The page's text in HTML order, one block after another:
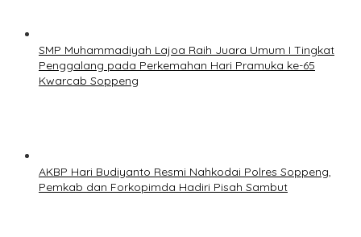
SMP Muhammadiyah Lajoa Raih Juara Umum I Tingkat
Penggalang pada Perkemahan Hari Pramuka ke-65
Kwarcab Soppeng
AKBP Hari Budiyanto Resmi Nahkodai Polres Soppeng,
Pemkab dan Forkopimda Hadiri Pisah Sambut